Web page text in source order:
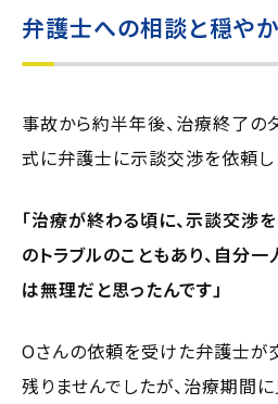
弁護士への相談と穏や
事故から約半年後、治療終了の
式に弁護士に示談交渉を依頼し
「治療が終わる頃に、示談交渉
のトラブルのこともあり、自分
は無理だと思ったんです」
Oさんの依頼を受けた弁護士が
残りませんでしたが、治療期間